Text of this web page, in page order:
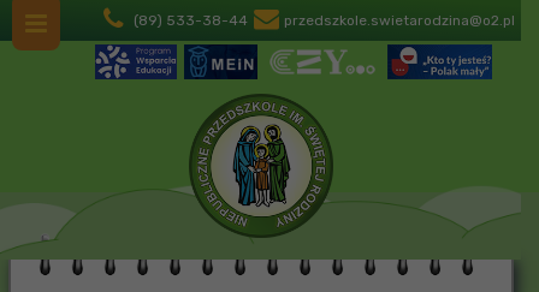
(89) 533-38-44 przedszkole.swietarodzina@o2.pl